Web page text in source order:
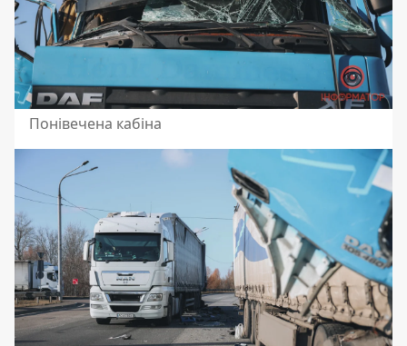
Понівечена кабіна